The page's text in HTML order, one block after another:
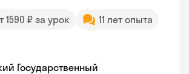
1590 ₽ за урок
11 лет опыта
Государственный